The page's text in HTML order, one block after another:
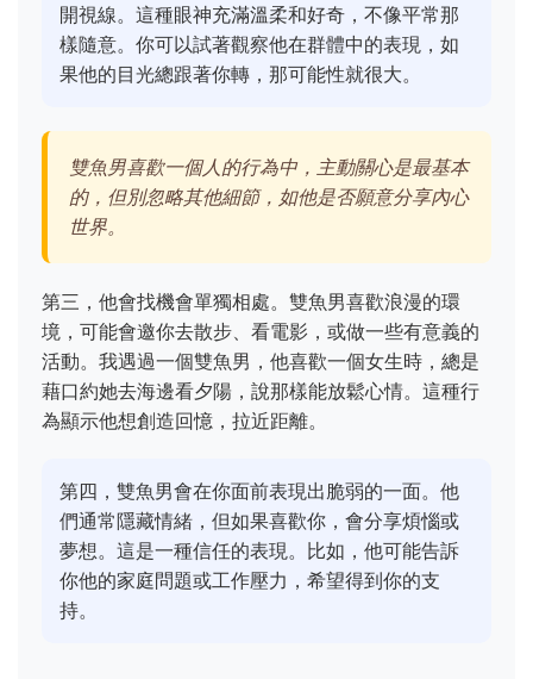
開視線。這種眼神充滿溫柔和好奇，不像平常那
樣隨意。你可以試著觀察他在群體中的表現，如
果他的目光總跟著你轉，那可能性就很大。
雙魚男喜歡一個人的行為中，主動關心是最基本
的，但別忽略其他細節，如他是否願意分享內心
世界。
第三，他會找機會單獨相處。雙魚男喜歡浪漫的環
境，可能會邀你去散步、看電影，或做一些有意義的
活動。我遇過一個雙魚男，他喜歡一個女生時，總是
藉口約她去海邊看夕陽，說那樣能放鬆心情。這種行
為顯示他想創造回憶，拉近距離。
第四，雙魚男會在你面前表現出脆弱的一面。他
們通常隱藏情緒，但如果喜歡你，會分享煩惱或
夢想。這是一種信任的表現。比如，他可能告訴
你他的家庭問題或工作壓力，希望得到你的支
持。